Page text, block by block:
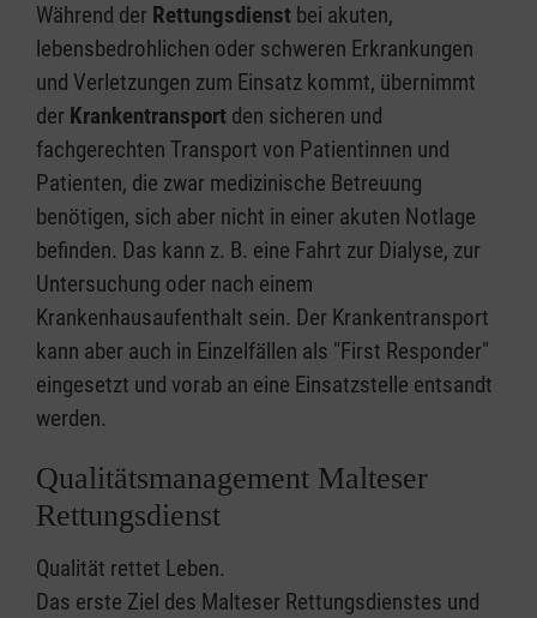
Während der Rettungsdienst bei akuten,
lebensbedrohlichen oder schweren Erkrankungen
und Verletzungen zum Einsatz kommt, übernimmt
der Krankentransport den sicheren und
fachgerechten Transport von Patientinnen und
Patienten, die zwar medizinische Betreuung
benötigen, sich aber nicht in einer akuten Notlage
befinden. Das kann z. B. eine Fahrt zur Dialyse, zur
Untersuchung oder nach einem
Krankenhausaufenthalt sein. Der Krankentransport
kann aber auch in Einzelfällen als "First Responder"
eingesetzt und vorab an eine Einsatzstelle entsandt
werden.
Qualitätsmanagement Malteser
Rettungsdienst
Qualität rettet Leben.
Das erste Ziel des Malteser Rettungsdienstes und